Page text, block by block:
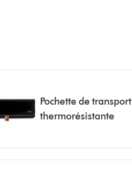
Pochette de transport
thermorésistante